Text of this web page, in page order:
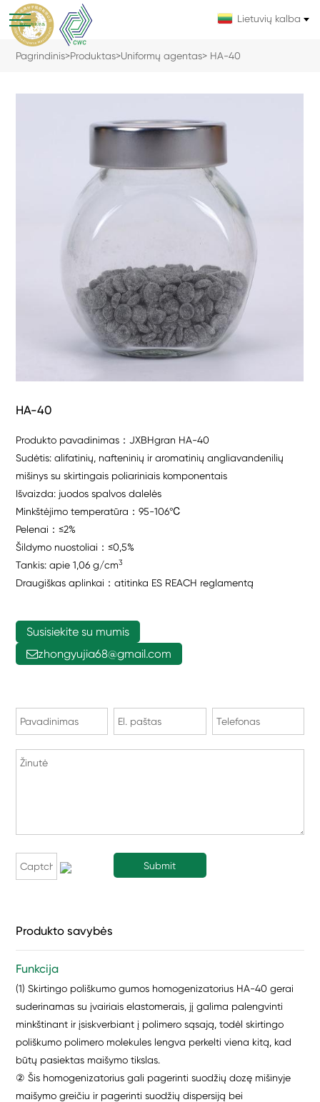
Lietuvių kalba
Pagrindinis>Produktas>Uniformų agentas> HA-40
HA-40
Produkto pavadinimas：JXBHgran HA-40
Sudėtis: alifatinių, nafteninių ir aromatinių angliavandenilių
mišinys su skirtingais poliariniais komponentais
Išvaizda: juodos spalvos dalelės
Minkštėjimo temperatūra：95-106℃
Pelenai：≤2%
Šildymo nuostoliai：≤0,5%
Tankis: apie 1,06 g/cm3
Draugiškas aplinkai：atitinka ES REACH reglamentą
Susisiekite su mumis
zhongyujia68@gmail.com
Produkto savybės
Funkcija
(1) Skirtingo poliškumo gumos homogenizatorius HA-40 gerai
suderinamas su įvairiais elastomerais, jį galima palengvinti
minkštinant ir įsiskverbiant į polimero sąsają, todėl skirtingo
poliškumo polimero molekules lengva perkelti viena kitą, kad
būtų pasiektas maišymo tikslas.
② Šis homogenizatorius gali pagerinti suodžių dozę mišinyje
maišymo greičiu ir pagerinti suodžių dispersiją bei